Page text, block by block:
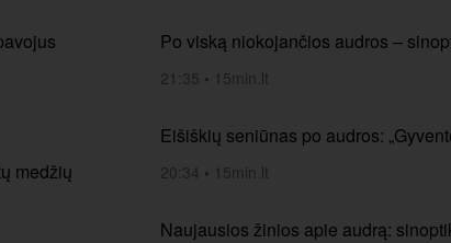
medžių
Po viską niokojančios audros –
21:35 • 15min.lt
Eišiškių seniūnas po audros:
20:34 • 15min.lt
Naujausios žinios apie audrą: